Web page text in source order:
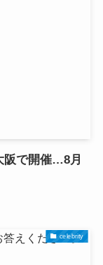
で開催…8月
celebrity